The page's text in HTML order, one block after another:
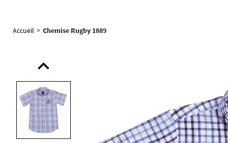
Accueil > Chemise Rugby 1889
expand_less